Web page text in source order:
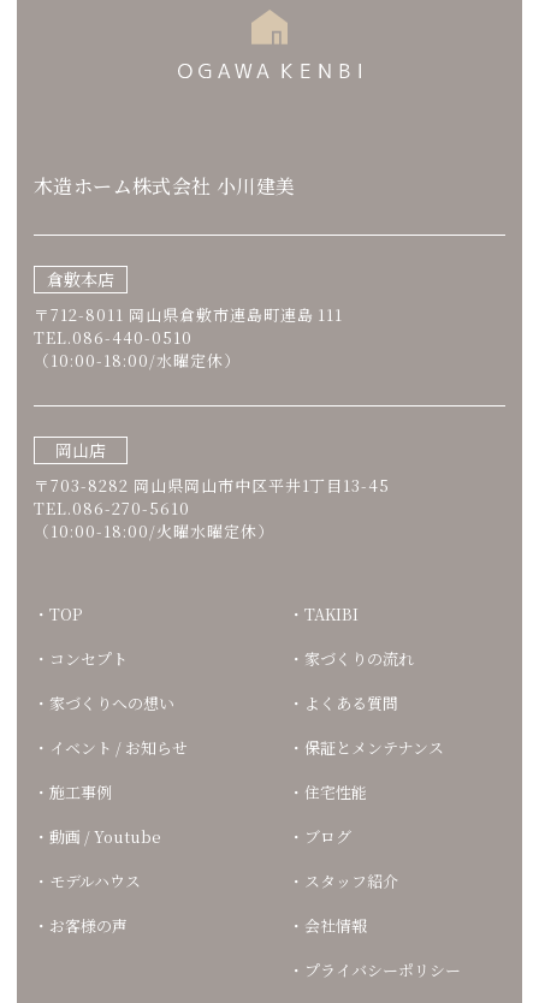
木造ホーム株式会社 小川建美
倉敷本店
〒712-8011 岡山県倉敷市連島町連島 111
TEL.086-440-0510
（10:00-18:00/水曜定休）
岡山店
〒703-8282 岡山県岡山市中区平井1丁目13-45
TEL.086-270-5610
（10:00-18:00/火曜水曜定休）
TOP
コンセプト
家づくりへの想い
イベント / お知らせ
施工事例
動画 / Youtube
モデルハウス
お客様の声
TAKIBI
家づくりの流れ
よくある質問
保証とメンテナンス
住宅性能
ブログ
スタッフ紹介
会社情報
プライバシーポリシー